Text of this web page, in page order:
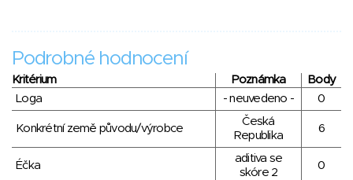
Podrobné hodnocení
Kritérium Poznámka
Body
Loga
- neuvedeno - 0
Konkrétní země původu/výrobce
Česká
Republika
6
Éčka
aditiva se
skóre 2
0